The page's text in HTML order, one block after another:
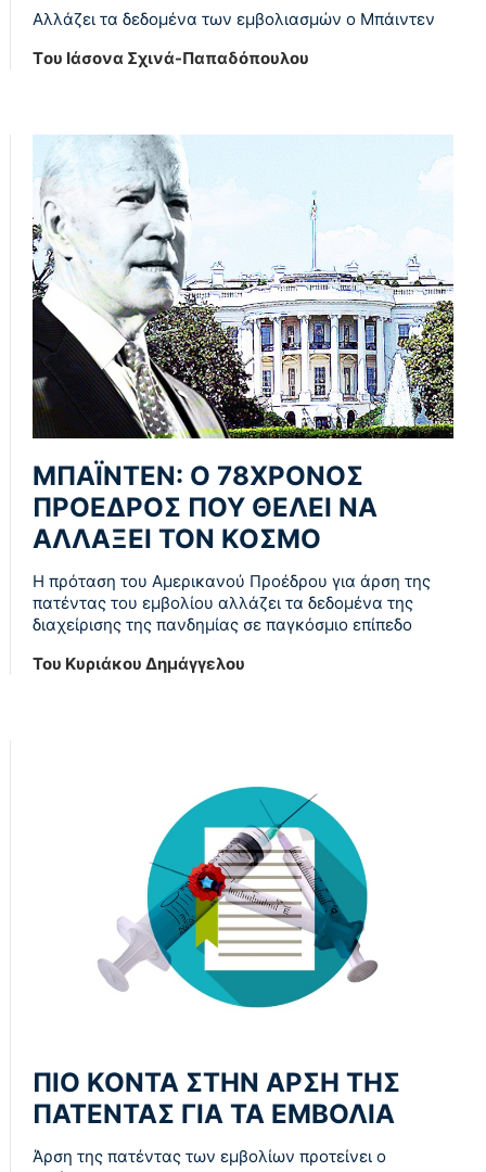
Αλλάζει τα δεδομένα των εμβολιασμών ο Μπάιντεν
Tου Ιάσονα Σχινά-Παπαδόπουλου
ΜΠΑΪΝΤΕΝ: Ο 78ΧΡΟΝΟΣ
ΠΡΟΕΔΡΟΣ ΠΟΥ ΘΕΛΕΙ ΝΑ
ΑΛΛΑΞΕΙ ΤΟΝ ΚΟΣΜΟ
Η πρόταση του Αμερικανού Προέδρου για άρση της
πατέντας του εμβολίου αλλάζει τα δεδομένα της
διαχείρισης της πανδημίας σε παγκόσμιο επίπεδο
Του Κυριάκου Δημάγγελου
ΠΙΟ ΚΟΝΤΑ ΣΤΗΝ ΑΡΣΗ ΤΗΣ
ΠΑΤΕΝΤΑΣ ΓΙΑ ΤΑ ΕΜΒΟΛΙΑ
Άρση της πατέντας των εμβολίων προτείνει ο